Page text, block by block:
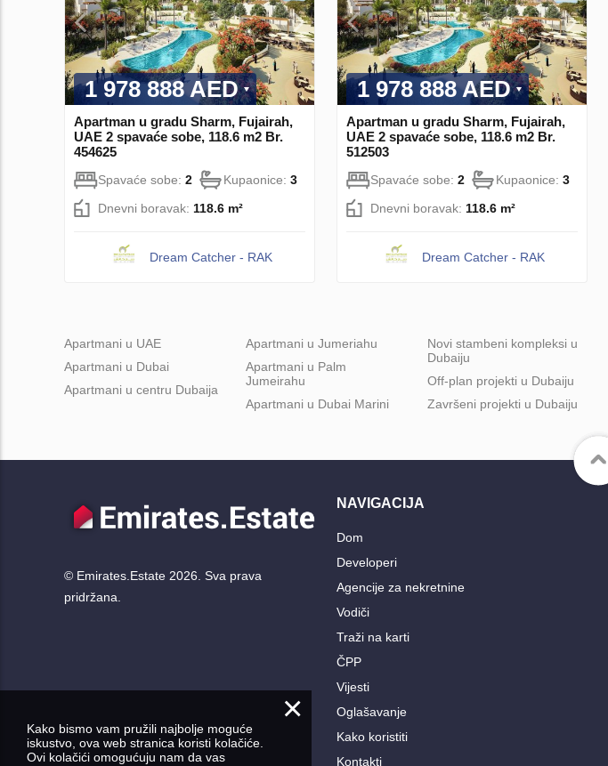
1 978 888 AED
Apartman u gradu Sharm, Fujairah,
UAE 2 spavaće sobe, 118.6 m2 Br.
454625
Spavaće sobe: 2 Kupaonice: 3
Dnevni boravak: 118.6 m²
Dream Catcher - RAK
1 978 888 AED
Apartman u gradu Sharm, Fujairah,
UAE 2 spavaće sobe, 118.6 m2 Br.
512503
Spavaće sobe: 2 Kupaonice: 3
Dnevni boravak: 118.6 m²
Dream Catcher - RAK
Apartmani u UAE
Apartmani u Dubai
Apartmani u centru Dubaija
Apartmani u Jumeriahu
Apartmani u Palm
Jumeirahu
Apartmani u Dubai Marini
Novi stambeni kompleksi u
Dubaiju
Off-plan projekti u Dubaiju
Završeni projekti u Dubaiju
© Emirates.Estate 2026. Sva prava
pridržana.
NAVIGACIJA
Dom
Developeri
Agencije za nekretnine
Vodiči
Traži na karti
ČPP
Vijesti
Oglašavanje
Kako koristiti
Kontakti
×
Kako bismo vam pružili najbolje moguće
iskustvo, ova web stranica koristi kolačiće.
Ovi kolačići omogućuju nam da vas